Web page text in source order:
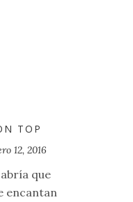
TOP
12, 2016
que
encantan